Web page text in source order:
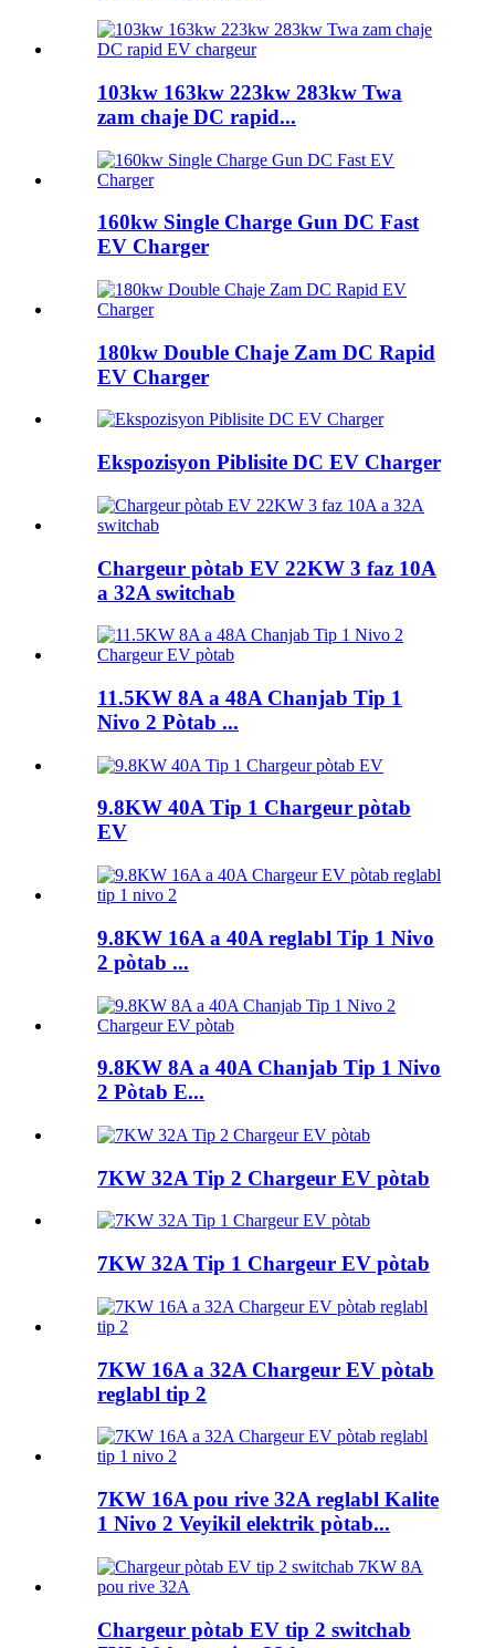
103kw 163kw 223kw 283kw Twa
zam chaje DC rapid...
160kw Single Charge Gun DC Fast
EV Charger
180kw Double Chaje Zam DC Rapid
EV Charger
Ekspozisyon Piblisite DC EV Charger
Chargeur pòtab EV 22KW 3 faz 10A
a 32A switchab
11.5KW 8A a 48A Chanjab Tip 1
Nivo 2 Pòtab ...
9.8KW 40A Tip 1 Chargeur pòtab
EV
9.8KW 16A a 40A reglabl Tip 1 Nivo
2 pòtab ...
9.8KW 8A a 40A Chanjab Tip 1 Nivo
2 Pòtab E...
7KW 32A Tip 2 Chargeur EV pòtab
7KW 32A Tip 1 Chargeur EV pòtab
7KW 16A a 32A Chargeur EV pòtab
reglabl tip 2
7KW 16A pou rive 32A reglabl Kalite
1 Nivo 2 Veyikil elektrik pòtab...
Chargeur pòtab EV tip 2 switchab